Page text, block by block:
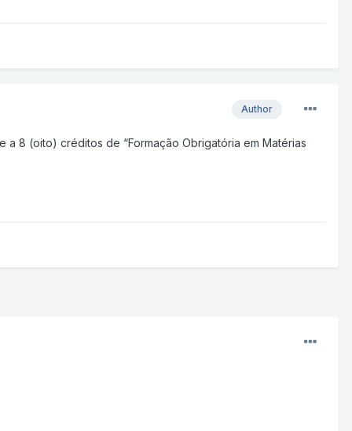
Author
8 (oito) créditos de “Formação Obrigatória em Matérias